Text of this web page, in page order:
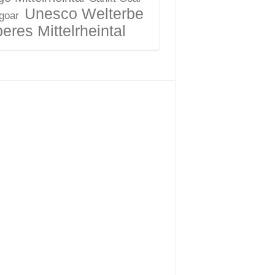
Unesco Welterbe
Mittelrheintal